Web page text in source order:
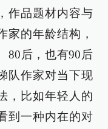
作品题材内容与
家的年龄结构，
80后，也有90后
队作家对当下现
，比如年轻人的
到一种内在的对